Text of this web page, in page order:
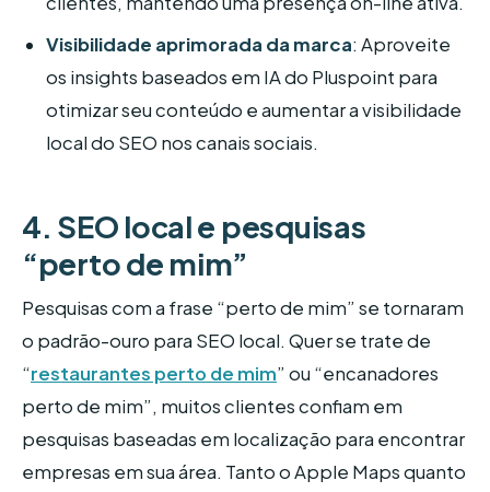
Visibilidade aprimorada da marca: Aproveite
os insights baseados em IA do Pluspoint para
otimizar seu conteúdo e aumentar a visibilidade
local do SEO nos canais sociais.
4. SEO local e pesquisas
“perto de mim”
Pesquisas com a frase “perto de mim” se tornaram
o padrão-ouro para SEO local. Quer se trate de
“restaurantes perto de mim” ou “encanadores
perto de mim”, muitos clientes confiam em
pesquisas baseadas em localização para encontrar
empresas em sua área. Tanto o Apple Maps quanto